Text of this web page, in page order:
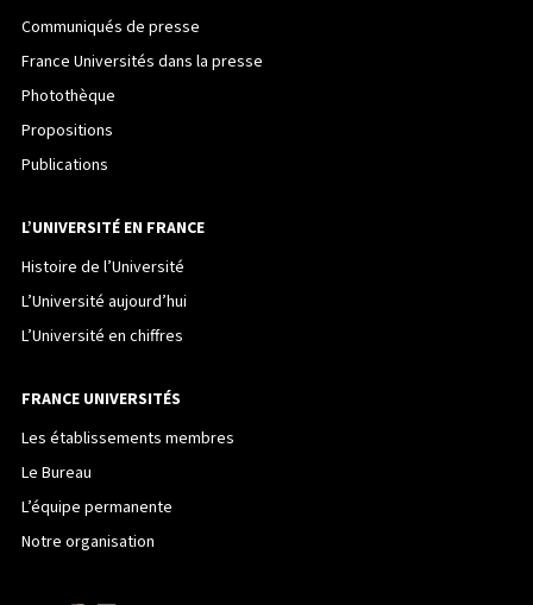
Communiqués de presse
France Universités dans la presse
Photothèque
Propositions
Publications
L’UNIVERSITÉ EN FRANCE
Histoire de l’Université
L’Université aujourd’hui
L’Université en chiffres
FRANCE UNIVERSITÉS
Les établissements membres
Le Bureau
L’équipe permanente
Notre organisation